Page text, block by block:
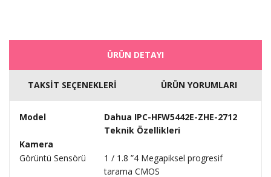
ÜRÜN DETAYI
TAKSİT SEÇENEKLERİ ÜRÜN YORUMLARI
Model
Dahua IPC-HFW5442E-ZHE-2712
Teknik Özellikleri
Kamera
Görüntü Sensörü
1 / 1.8 ”4 Megapiksel progresif
tarama CMOS